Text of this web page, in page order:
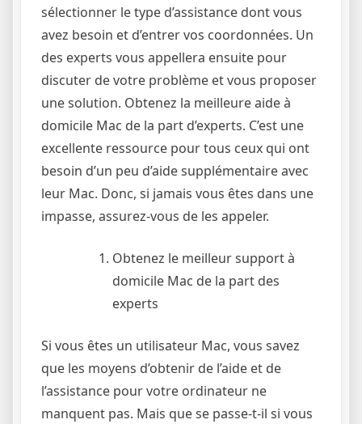
sélectionner le type d’assistance dont vous
avez besoin et d’entrer vos coordonnées. Un
des experts vous appellera ensuite pour
discuter de votre problème et vous proposer
une solution. Obtenez la meilleure aide à
domicile Mac de la part d’experts. C’est une
excellente ressource pour tous ceux qui ont
besoin d’un peu d’aide supplémentaire avec
leur Mac. Donc, si jamais vous êtes dans une
impasse, assurez-vous de les appeler.
Obtenez le meilleur support à
domicile Mac de la part des
experts
Si vous êtes un utilisateur Mac, vous savez
que les moyens d’obtenir de l’aide et de
l’assistance pour votre ordinateur ne
manquent pas. Mais que se passe-t-il si vous